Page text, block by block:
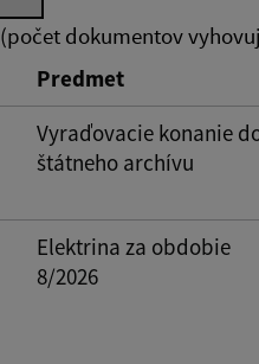
Suma do:
dokumentov
Predmet
Vyraďovacie konanie
štátneho archívu
Elektrina za obdobie
8/2026